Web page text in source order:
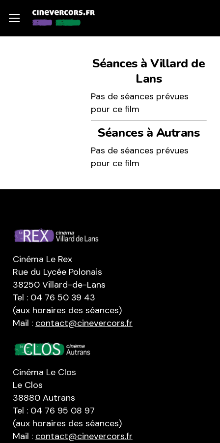
Menu
Séances à Villard de
Lans
Pas de séances prévues
pour ce film
Séances à Autrans
Pas de séances prévues
pour ce film
Cinéma Le Rex
Rue du Lycée Polonais
38250 Villard-de-Lans
Tel : 04 76 50 39 43
(aux horaires des séances)
Mail : contact@cinevercors.fr
Cinéma Le Clos
Le Clos
38880 Autrans
Tel : 04 76 95 08 97
(aux horaires des séances)
Mail : contact@cinevercors.fr